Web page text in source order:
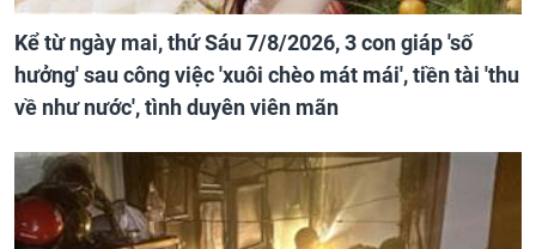
Kể từ ngày mai, thứ Sáu 7/8/2026, 3 con giáp 'số
hưởng' sau công việc 'xuôi chèo mát mái', tiền tài 'thu
về như nước', tình duyên viên mãn